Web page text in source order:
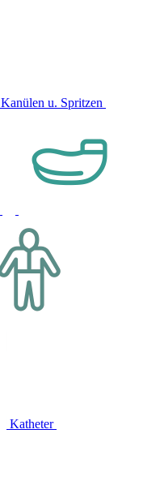
Kanülen u. Spritzen
Katheter